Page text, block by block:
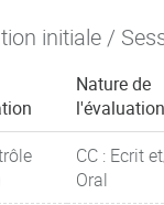
initiale /
Nature de
l'évaluation
CC : Ecrit
Oral